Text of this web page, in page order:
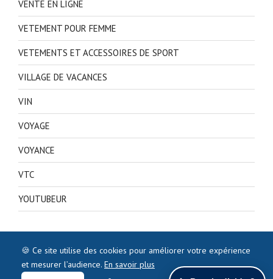
VENTE EN LIGNE
VETEMENT POUR FEMME
VETEMENTS ET ACCESSOIRES DE SPORT
VILLAGE DE VACANCES
VIN
VOYAGE
VOYANCE
VTC
YOUTUBEUR
🍪 Ce site utilise des cookies pour améliorer votre expérience
et mesurer l’audience. En savoir plus